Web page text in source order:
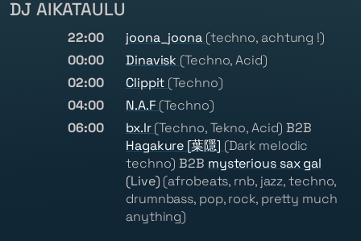
DJ AIKATAULU
22:00 joona_joona (techno, achtung !)
00:00
Dinavisk (Techno, Acid)
02:00
Clippit (Techno)
04:00
N.A.F (Techno)
06:00
bx.lr(Techno, Tekno, Acid) B2B
Hagakure [葉隱] (Dark melodic
techno) B2B mysterious sax gal
(Live) (afrobeats, rnb, jazz, techno,
drumnbass, pop, rock, pretty much
anything)